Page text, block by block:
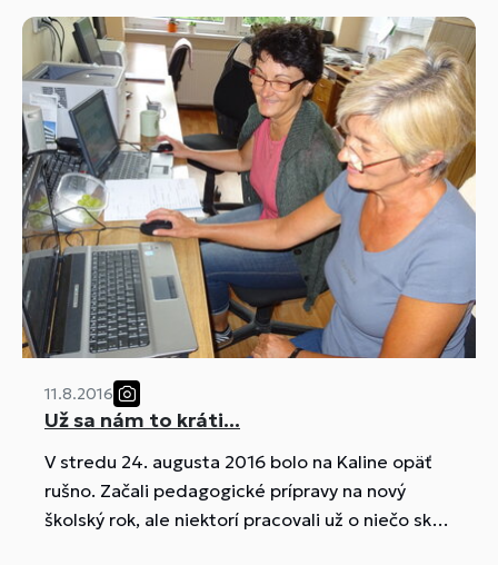
pretekárov do 23 rokov v Plovdive (Bulharsko).
11.8.2016
Už sa nám to kráti...
V stredu 24. augusta 2016 bolo na Kaline opäť
rušno. Začali pedagogické prípravy na nový
školský rok, ale niektorí pracovali už o niečo skôr.